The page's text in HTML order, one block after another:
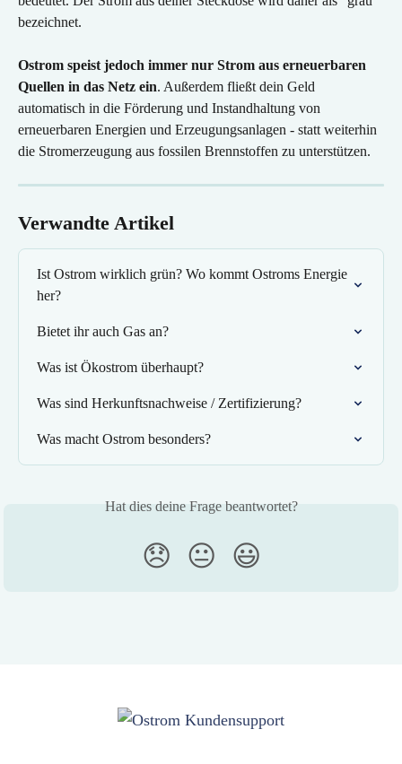
bezeichnet.
Ostrom speist jedoch immer nur Strom aus erneuerbaren
Quellen in das Netz ein. Außerdem fließt dein Geld
automatisch in die Förderung und Instandhaltung von
erneuerbaren Energien und Erzeugungsanlagen - statt weiterhin
die Stromerzeugung aus fossilen Brennstoffen zu unterstützen.
Verwandte Artikel
Ist Ostrom wirklich grün? Wo kommt Ostroms Energie
her?
Bietet ihr auch Gas an?
Was ist Ökostrom überhaupt?
Was sind Herkunftsnachweise / Zertifizierung?
Was macht Ostrom besonders?
Hat dies deine Frage beantwortet?
😞 😐 😃